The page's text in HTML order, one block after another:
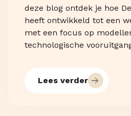
deze blog ontdek je hoe
heeft ontwikkeld tot een
met een focus op
technologische
Lees verder